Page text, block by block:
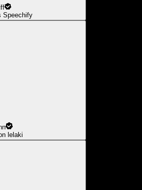
Speechify
lelaki